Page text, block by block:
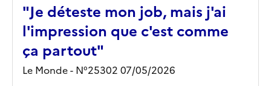
"Je déteste mon job, mais j'ai
l'impression que c'est comme
ça partout"
Le Monde - N°25302 07/05/2026